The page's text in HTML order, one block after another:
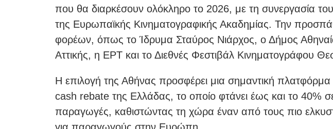
που θα διαρκέσουν ολόκληρο το 2026, με τη συνεργασία
της Ευρωπαϊκής Κινηματογραφικής Ακαδημίας. Την
φορέων, όπως το Ίδρυμα Σταύρος Νιάρχος, ο Δήμος
Αττικής, η ΕΡΤ και το Διεθνές Φεστιβάλ Κινηματογράφου
Η επιλογή της Αθήνας προσφέρει μια σημαντική
cash rebate της Ελλάδας, το οποίο φτάνει έως και το 40%
παραγωγές, καθιστώντας τη χώρα έναν από τους πιο